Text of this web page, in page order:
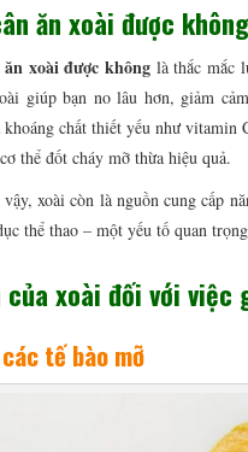
ăn xoài được
xoài được không là thắc mắc
giúp bạn no lâu hơn, giảm
chất thiết yếu như
thể đốt cháy mỡ thừa hiệu quả.
xoài còn là nguồn cung cấp
thể thao – một yếu tố quan
xoài đối với việc
tế bào mỡ